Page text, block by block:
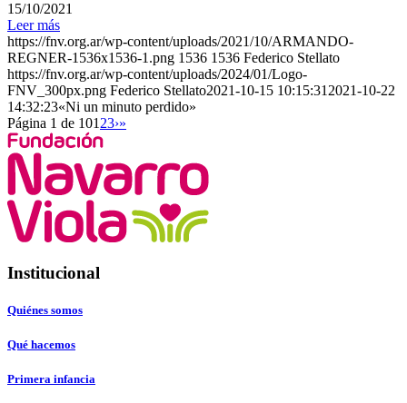
15/10/2021
Leer más
https://fnv.org.ar/wp-content/uploads/2021/10/ARMANDO-
REGNER-1536x1536-1.png 1536 1536 Federico Stellato
https://fnv.org.ar/wp-content/uploads/2024/01/Logo-
FNV_300px.png Federico Stellato2021-10-15 10:15:31 2021-10-22
14:32:23«Ni un minuto perdido»
Página 1 de 101 23›»
Institucional
Quiénes somos
Qué hacemos
Primera infancia